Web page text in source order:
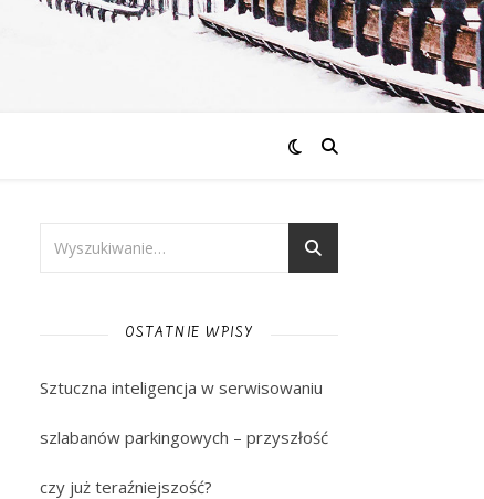
OSTATNIE WPISY
Sztuczna inteligencja w serwisowaniu
szlabanów parkingowych – przyszłość
czy już teraźniejszość?